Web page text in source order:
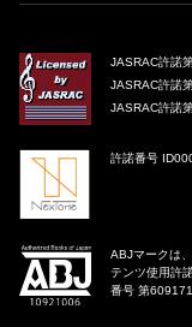
JASRAC許諾
JASRAC許諾
JASRAC許諾
許諾番号
ABJマークは
テンツ使用許
番号 第